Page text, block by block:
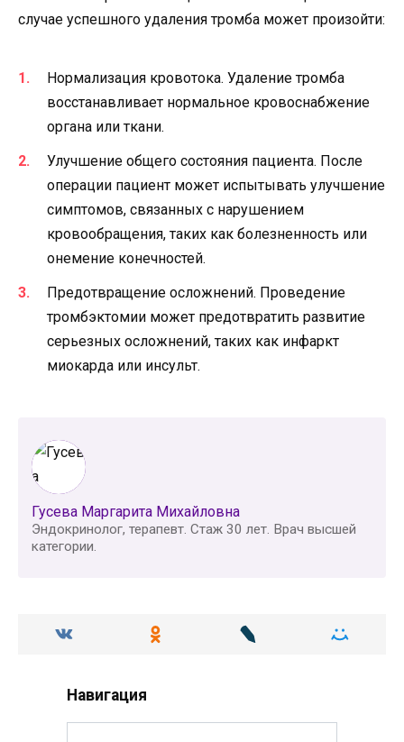
случае успешного удаления тромба может произойти:
Нормализация кровотока. Удаление тромба
восстанавливает нормальное кровоснабжение
органа или ткани.
Улучшение общего состояния пациента. После
операции пациент может испытывать улучшение
симптомов, связанных с нарушением
кровообращения, таких как болезненность или
онемение конечностей.
Предотвращение осложнений. Проведение
тромбэктомии может предотвратить развитие
серьезных осложнений, таких как инфаркт
миокарда или инсульт.
Гусева Маргарита Михайловна
Эндокринолог, терапевт. Стаж 30 лет. Врач высшей
категории.
Навигация